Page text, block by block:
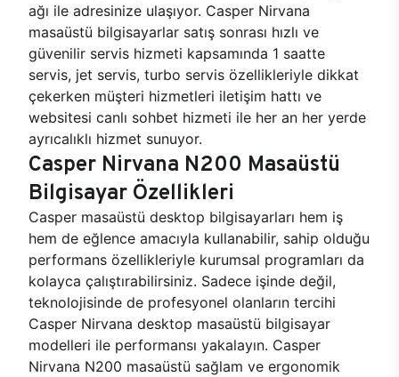
ağı ile adresinize ulaşıyor. Casper Nirvana
masaüstü bilgisayarlar satış sonrası hızlı ve
güvenilir servis hizmeti kapsamında 1 saatte
servis, jet servis, turbo servis özellikleriyle dikkat
çekerken müşteri hizmetleri iletişim hattı ve
websitesi canlı sohbet hizmeti ile her an her yerde
ayrıcalıklı hizmet sunuyor.
Casper Nirvana N200 Masaüstü
Bilgisayar Özellikleri
Casper masaüstü desktop bilgisayarları hem iş
hem de eğlence amacıyla kullanabilir, sahip olduğu
performans özellikleriyle kurumsal programları da
kolayca çalıştırabilirsiniz. Sadece işinde değil,
teknolojisinde de profesyonel olanların tercihi
Casper Nirvana desktop masaüstü bilgisayar
modelleri ile performansı yakalayın. Casper
Nirvana N200 masaüstü sağlam ve ergonomik